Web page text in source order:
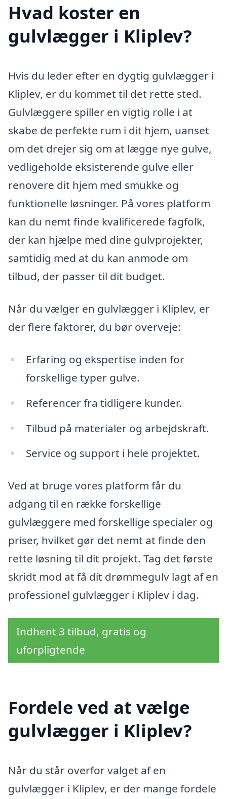
Hvad koster en
gulvlægger i Kliplev?
Hvis du leder efter en dygtig gulvlægger i
Kliplev, er du kommet til det rette sted.
Gulvlæggere spiller en vigtig rolle i at
skabe de perfekte rum i dit hjem, uanset
om det drejer sig om at lægge nye gulve,
vedligeholde eksisterende gulve eller
renovere dit hjem med smukke og
funktionelle løsninger. På vores platform
kan du nemt finde kvalificerede fagfolk,
der kan hjælpe med dine gulvprojekter,
samtidig med at du kan anmode om
tilbud, der passer til dit budget.
Når du vælger en gulvlægger i Kliplev, er
der flere faktorer, du bør overveje:
Erfaring og ekspertise inden for
forskellige typer gulve.
Referencer fra tidligere kunder.
Tilbud på materialer og arbejdskraft.
Service og support i hele projektet.
Ved at bruge vores platform får du
adgang til en række forskellige
gulvlæggere med forskellige specialer og
priser, hvilket gør det nemt at finde den
rette løsning til dit projekt. Tag det første
skridt mod at få dit drømmegulv lagt af en
professionel gulvlægger i Kliplev i dag.
Indhent 3 tilbud, gratis og
uforpligtende
Fordele ved at vælge
gulvlægger i Kliplev?
Når du står overfor valget af en
gulvlægger i Kliplev, er der mange fordele